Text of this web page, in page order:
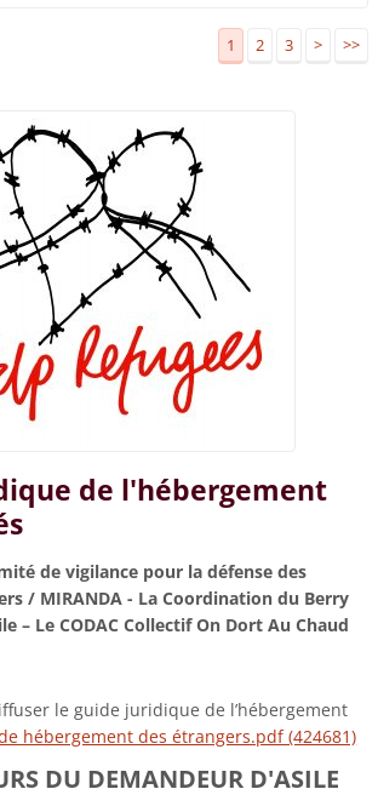
1 2 3 > >>
de l'hébergement
de vigilance pour la défense des
/ MIRANDA - La Coordination du Berry
– Le CODAC Collectif On Dort Au Chaud
le guide juridique de l’hébergement
hébergement des étrangers.pdf (424681)
DU DEMANDEUR D'ASILE